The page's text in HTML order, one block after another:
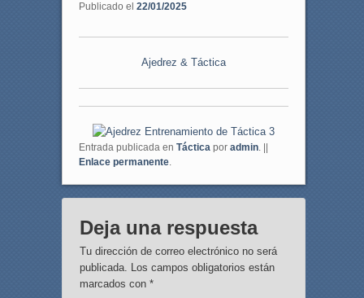
Publicado el 22/01/2025
Ajedrez & Táctica
Entrada publicada en Tácticapor admin. ||
Enlace permanente.
Deja una respuesta
Tu dirección de correo electrónico no será
publicada. Los campos obligatorios están
marcados con *